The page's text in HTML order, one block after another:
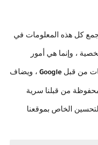
جمع كل هذه المعلومات في
، وإنما هي أمور
من قبل Google ، ويضاف
من قبلنا سرية
الخاص بموقعنا